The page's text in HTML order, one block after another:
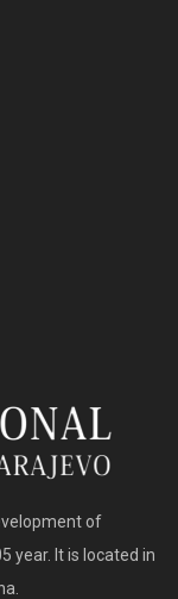
of
year. It is located in